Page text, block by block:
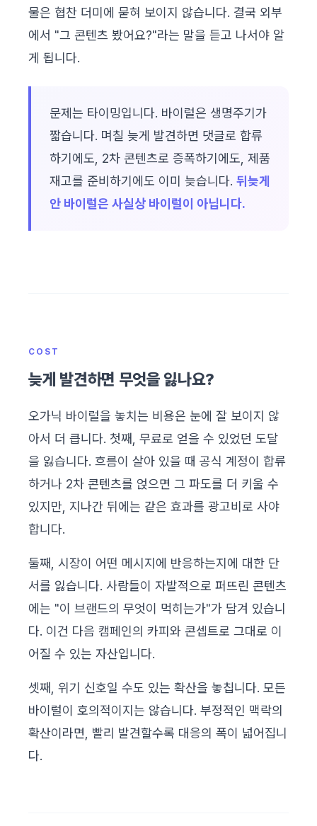
물은 협찬 더미에 묻혀 보이지 않습니다. 결국 외부
에서 "그 콘텐츠 봤어요?"라는 말을 듣고 나서야 알
게 됩니다.
문제는 타이밍입니다. 바이럴은 생명주기가
짧습니다. 며칠 늦게 발견하면 댓글로 합류
하기에도, 2차 콘텐츠로 증폭하기에도, 제품
재고를 준비하기에도 이미 늦습니다. 뒤늦게
안 바이럴은 사실상 바이럴이 아닙니다.
COST
늦게 발견하면 무엇을 잃나요?
오가닉 바이럴을 놓치는 비용은 눈에 잘 보이지 않
아서 더 큽니다. 첫째, 무료로 얻을 수 있었던 도달
을 잃습니다. 흐름이 살아 있을 때 공식 계정이 합류
하거나 2차 콘텐츠를 얹으면 그 파도를 더 키울 수
있지만, 지나간 뒤에는 같은 효과를 광고비로 사야
합니다.
둘째, 시장이 어떤 메시지에 반응하는지에 대한 단
서를 잃습니다. 사람들이 자발적으로 퍼뜨린 콘텐츠
에는 "이 브랜드의 무엇이 먹히는가"가 담겨 있습니
다. 이건 다음 캠페인의 카피와 콘셉트로 그대로 이
어질 수 있는 자산입니다.
셋째, 위기 신호일 수도 있는 확산을 놓칩니다. 모든
바이럴이 호의적이지는 않습니다. 부정적인 맥락의
확산이라면, 빨리 발견할수록 대응의 폭이 넓어집니
다.